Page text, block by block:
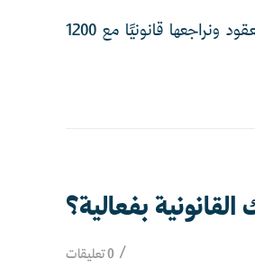
في بينه لدينا نخبة من المحامين المرخصين في كل التخصصات، ونكتب لك العقود ونراجعها قانونيًا مع 1200
بفعالية؟
/ 0 تعليقات